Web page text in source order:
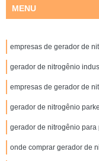
MENU
empresas de gerador de
gerador de nitrogênio
empresas de gerador de
gerador de nitrogênio
gerador de nitrogênio
onde comprar gerador de